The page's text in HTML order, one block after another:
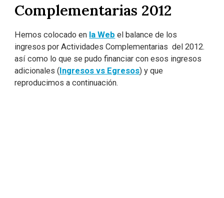
Complementarias 2012
Hemos colocado en la Web el balance de los
ingresos por Actividades Complementarias del 2012.
así como lo que se pudo financiar con esos ingresos
adicionales (Ingresos vs Egresos) y que
reproducimos a continuación.